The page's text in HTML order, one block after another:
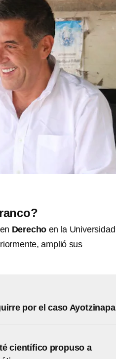
Derecho en la Universidad
amplió sus
por el caso Ayotzinapa
científico propuso a